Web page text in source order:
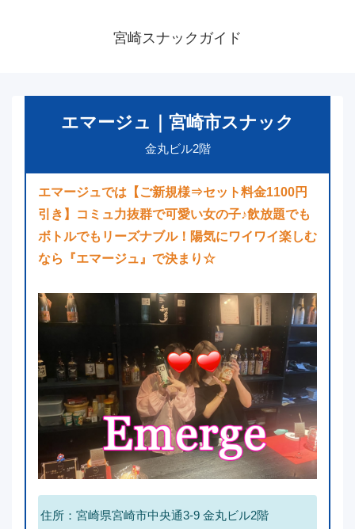
宮崎スナックガイド
エマージュ｜宮崎市スナック
金丸ビル2階
エマージュでは【ご新規様⇒セット料金1100円
引き】コミュ力抜群で可愛い女の子♪飲放題でも
ボトルでもリーズナブル！陽気にワイワイ楽しむ
なら『エマージュ』で決まり☆
住所：宮崎県宮崎市中央通3-9 金丸ビル2階